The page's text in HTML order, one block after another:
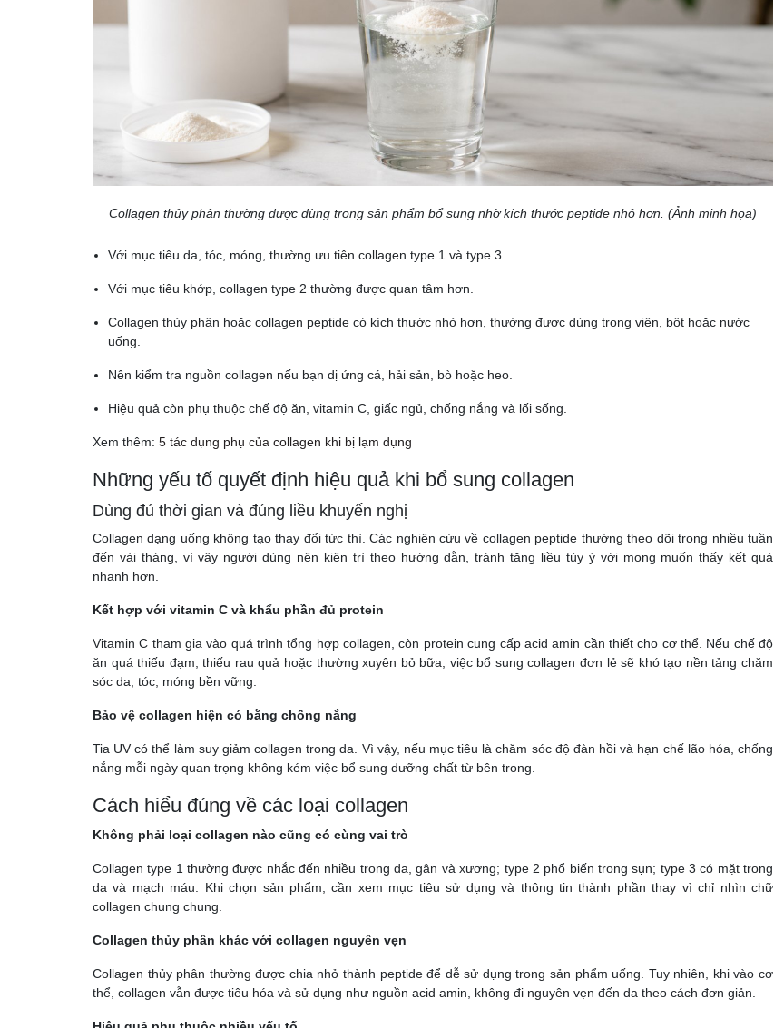
Collagen thủy phân thường được dùng trong sản phẩm bổ sung nhờ kích thước peptide nhỏ hơn. (Ảnh minh họa)
Với mục tiêu da, tóc, móng, thường ưu tiên collagen type 1 và type 3.
Với mục tiêu khớp, collagen type 2 thường được quan tâm hơn.
Collagen thủy phân hoặc collagen peptide có kích thước nhỏ hơn, thường được dùng trong viên, bột hoặc nước
uống.
Nên kiểm tra nguồn collagen nếu bạn dị ứng cá, hải sản, bò hoặc heo.
Hiệu quả còn phụ thuộc chế độ ăn, vitamin C, giấc ngủ, chống nắng và lối sống.
Xem thêm: 5 tác dụng phụ của collagen khi bị lạm dụng
Những yếu tố quyết định hiệu quả khi bổ sung collagen
Dùng đủ thời gian và đúng liều khuyến nghị
Collagen dạng uống không tạo thay đổi tức thì. Các nghiên cứu về collagen peptide thường theo dõi trong nhiều tuần
đến vài tháng, vì vậy người dùng nên kiên trì theo hướng dẫn, tránh tăng liều tùy ý với mong muốn thấy kết quả
nhanh hơn.
Kết hợp với vitamin C và khẩu phần đủ protein
Vitamin C tham gia vào quá trình tổng hợp collagen, còn protein cung cấp acid amin cần thiết cho cơ thể. Nếu chế độ
ăn quá thiếu đạm, thiếu rau quả hoặc thường xuyên bỏ bữa, việc bổ sung collagen đơn lẻ sẽ khó tạo nền tảng chăm
sóc da, tóc, móng bền vững.
Bảo vệ collagen hiện có bằng chống nắng
Tia UV có thể làm suy giảm collagen trong da. Vì vậy, nếu mục tiêu là chăm sóc độ đàn hồi và hạn chế lão hóa, chống
nắng mỗi ngày quan trọng không kém việc bổ sung dưỡng chất từ bên trong.
Cách hiểu đúng về các loại collagen
Không phải loại collagen nào cũng có cùng vai trò
Collagen type 1 thường được nhắc đến nhiều trong da, gân và xương; type 2 phổ biến trong sụn; type 3 có mặt trong
da và mạch máu. Khi chọn sản phẩm, cần xem mục tiêu sử dụng và thông tin thành phần thay vì chỉ nhìn chữ
collagen chung chung.
Collagen thủy phân khác với collagen nguyên vẹn
Collagen thủy phân thường được chia nhỏ thành peptide để dễ sử dụng trong sản phẩm uống. Tuy nhiên, khi vào cơ
thể, collagen vẫn được tiêu hóa và sử dụng như nguồn acid amin, không đi nguyên vẹn đến da theo cách đơn giản.